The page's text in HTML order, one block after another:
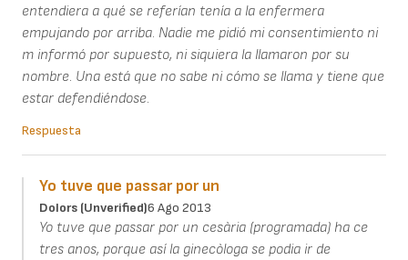
entendiera a qué se referían tenía a la enfermera
empujando por arriba. Nadie me pidió mi consentimiento ni
m informó por supuesto, ni siquiera la llamaron por su
nombre. Una está que no sabe ni cómo se llama y tiene que
estar defendiéndose.
Respuesta
Yo tuve que passar por un
Dolors (unverified)6 Ago 2013
Yo tuve que passar por un cesària (programada) ha ce
tres anos, porque así la ginecòloga se podia ir de